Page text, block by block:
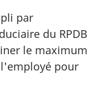
par
du RPDB
le maximum
l'employé pour